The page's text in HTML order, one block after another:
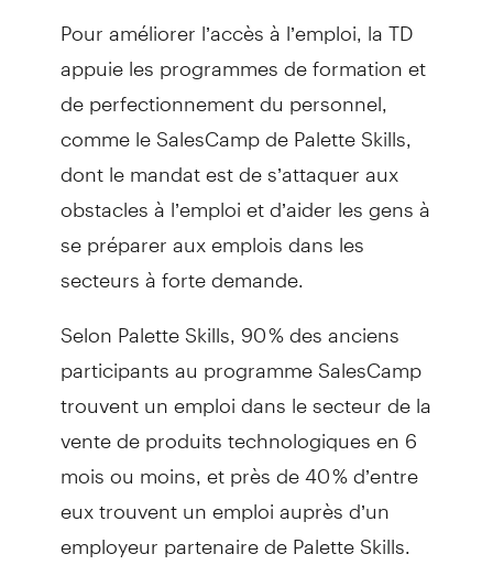
Pour améliorer l’accès à l’emploi, la TD
appuie les programmes de formation et
de perfectionnement du personnel,
comme le SalesCamp de Palette Skills,
dont le mandat est de s’attaquer aux
obstacles à l’emploi et d’aider les gens à
se préparer aux emplois dans les
secteurs à forte demande.
Selon Palette Skills, 90 % des anciens
participants au programme SalesCamp
trouvent un emploi dans le secteur de la
vente de produits technologiques en 6
mois ou moins, et près de 40 % d’entre
eux trouvent un emploi auprès d’un
employeur partenaire de Palette Skills.